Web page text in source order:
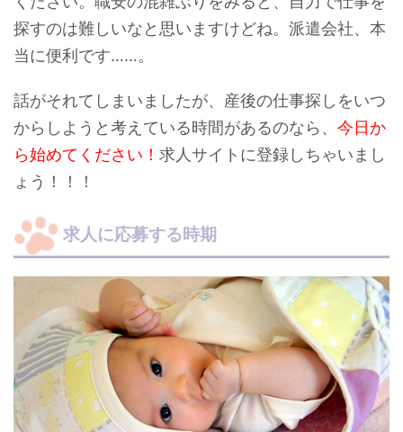
探すのは難しいなと思いますけどね。派遣会社、本
当に便利です……。
話がそれてしまいましたが、産後の仕事探しをいつ
からしようと考えている時間があるのなら、 今日か
ら始めてください！ 求人サイトに登録しちゃいまし
ょう！！！
求人に応募する時期